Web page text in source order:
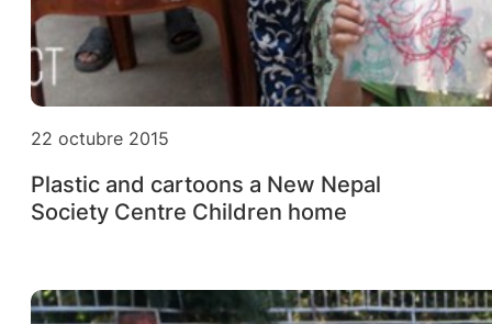
22 octubre 2015
Plastic and cartoons a New Nepal
Society Centre Children home